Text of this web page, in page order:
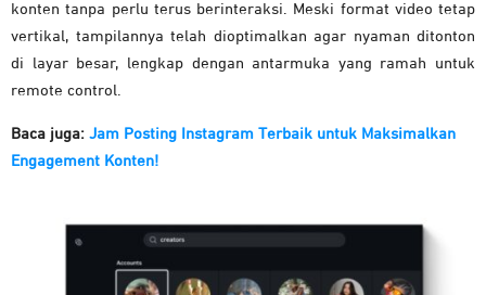
konten tanpa perlu terus berinteraksi. Meski format video tetap
vertikal, tampilannya telah dioptimalkan agar nyaman ditonton
di layar besar, lengkap dengan antarmuka yang ramah untuk
remote control.
Baca juga: Jam Posting Instagram Terbaik untuk Maksimalkan
Engagement Konten!